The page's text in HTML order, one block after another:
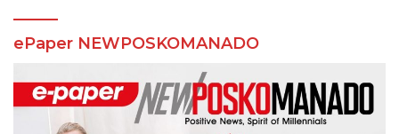
ePaper NEWPOSKOMANADO